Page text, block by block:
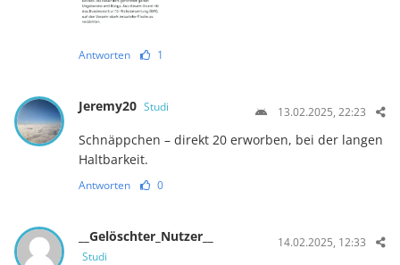
Antworten 1
Jeremy20 Studi 13.02.2025, 22:23
Schnäppchen – direkt 20 erworben, bei der langen
Haltbarkeit.
Antworten 0
__Gelöschter_Nutzer__
Studi
14.02.2025, 12:33